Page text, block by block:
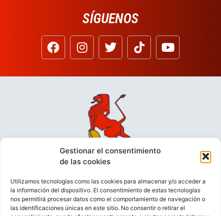
Gestionar el consentimiento
de las cookies
Utilizamos tecnologías como las cookies para almacenar y/o acceder a
la información del dispositivo. El consentimiento de estas tecnologías
nos permitirá procesar datos como el comportamiento de navegación o
las identificaciones únicas en este sitio. No consentir o retirar el
SÍGUENOS